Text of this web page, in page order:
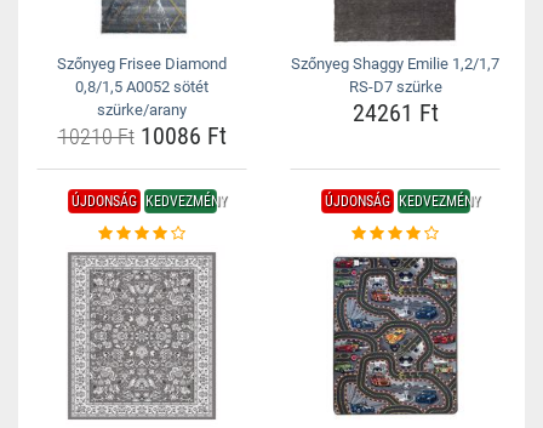
Szőnyeg Frisee Diamond
0,8/1,5 A0052 sötét
szürke/arany
10210 Ft10086 Ft
Szőnyeg Shaggy Emilie 1,2/1,7
RS-D7 szürke
24261 Ft
ÚJDONSÁG KEDVEZMÉNY ÚJDONSÁG KEDVEZMÉNY